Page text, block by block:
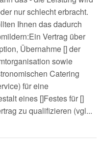
nur schlecht erbracht.
Ihnen das dadurch
Vertrag über
Übernahme [] der
sowie
Catering
für eine
eines []Festes für []
zu qualifizieren (vgl...